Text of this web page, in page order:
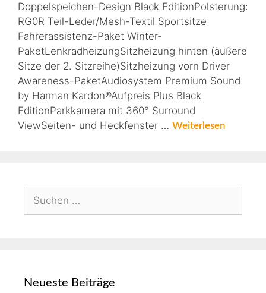
Doppelspeichen-Design Black EditionPolsterung:
RG0R Teil-Leder/Mesh-Textil Sportsitze
Fahrerassistenz-Paket Winter-
PaketLenkradheizungSitzheizung hinten (äußere
Sitze der 2. Sitzreihe)Sitzheizung vorn Driver
Awareness-PaketAudiosystem Premium Sound
by Harman Kardon®Aufpreis Plus Black
EditionParkkamera mit 360° Surround
ViewSeiten- und Heckfenster … Weiterlesen
Neueste Beiträge